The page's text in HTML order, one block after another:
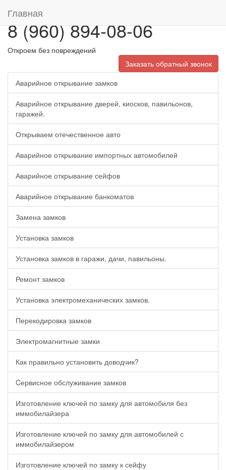
Главная
8 (960) 894-08-06
Откроем без повреждений
Заказать обратный звонок
Аварийное открывание замков
Аварийное открывание дверей, киосков, павильонов,
гаражей.
Открываем отечественное авто
Аварийное открывание импортных автомобилей
Аварийное открывание сейфов
Аварийное открывание банкоматов
Замена замков
Установка замков
Установка замков в гаражи, дачи, павильоны.
Ремонт замков
Установка электромеханических замков.
Перекодировка замков
Электромагнитные замки
Как правильно установить доводчик?
Cервисное обслуживание замков
Изготовление ключей по замку для автомобиля без
иммобилайзера
Изготовление ключей по замку для автомобилей с
иммобилайзером
Изготовление ключей по замку к сейфу